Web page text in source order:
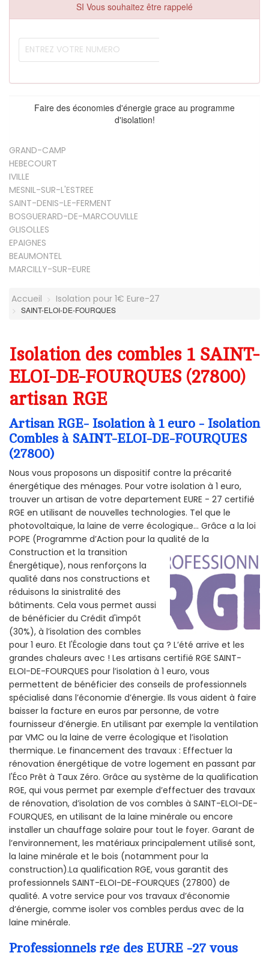
SI Vous souhaitez être rappelé
Faire des économies d'énergie grace au programme
d'isolation!
GRAND-CAMP
HEBECOURT
IVILLE
MESNIL-SUR-L'ESTREE
SAINT-DENIS-LE-FERMENT
BOSGUERARD-DE-MARCOUVILLE
GLISOLLES
EPAIGNES
BEAUMONTEL
MARCILLY-SUR-EURE
Accueil Isolation pour 1€ Eure-27
SAINT-ELOI-DE-FOURQUES
Isolation des combles 1 SAINT-
ELOI-DE-FOURQUES (27800)
artisan RGE
Artisan RGE- Isolation à 1 euro - Isolation
Combles à SAINT-ELOI-DE-FOURQUES
(27800)
Nous vous proposons un dispositif contre la précarité
énergétique des ménages. Pour votre isolation à 1 euro,
trouver un artisan de votre departement EURE - 27 certifié
RGE en utilisant de nouvelles technologies. Tel que le
photovoltaïque, la laine de verre écologique... Grâce a la loi
POPE (Programme d’Action pour la qualité de la
Construction et la transition
Énergétique), nous renforçons la
qualité dans nos constructions et
réduisons la sinistralité des
bâtiments. Cela vous permet aussi
de bénéficier du Crédit d'impôt
(30%), à l’isolation des combles
pour 1 euro. Et l'Écologie dans tout ça ? L’été arrive et les
grandes chaleurs avec ! Les artisans certifié RGE SAINT-
ELOI-DE-FOURQUES pour l’isolation à 1 euro, vous
permettent de bénéficier des conseils de professionnels
spécialisé dans l’économie d’énergie. Ils vous aident à faire
baisser la facture en euros par personne, de votre
fournisseur d’énergie. En utilisant par exemple la ventilation
par VMC ou la laine de verre écologique et l’isolation
thermique. Le financement des travaux : Effectuer la
rénovation énergétique de votre logement en passant par
l'Éco Prêt à Taux Zéro. Grâce au système de la qualification
RGE, qui vous permet par exemple d’effectuer des travaux
de rénovation, d’isolation de vos combles à SAINT-ELOI-DE-
FOURQUES, en utilisant de la laine minérale ou encore
installer un chauffage solaire pour tout le foyer. Garant de
l’environnement, les matériaux principalement utilisé sont,
la laine minérale et le bois (notamment pour la
construction).La qualification RGE, vous garantit des
professionnels SAINT-ELOI-DE-FOURQUES (27800) de
qualité. A votre service pour vos travaux d’économie
d’énergie, comme isoler vos combles perdus avec de la
laine minérale.
Professionnels rge des EURE -27 vous